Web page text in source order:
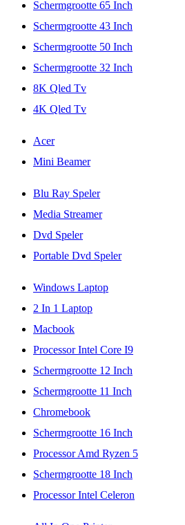
Schermgrootte 65 Inch
Schermgrootte 43 Inch
Schermgrootte 50 Inch
Schermgrootte 32 Inch
8K Qled Tv
4K Qled Tv
Acer
Mini Beamer
Blu Ray Speler
Media Streamer
Dvd Speler
Portable Dvd Speler
Windows Laptop
2 In 1 Laptop
Macbook
Processor Intel Core I9
Schermgrootte 12 Inch
Schermgrootte 11 Inch
Chromebook
Schermgrootte 16 Inch
Processor Amd Ryzen 5
Schermgrootte 18 Inch
Processor Intel Celeron